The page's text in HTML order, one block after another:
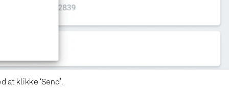
klikke ‘Send’.